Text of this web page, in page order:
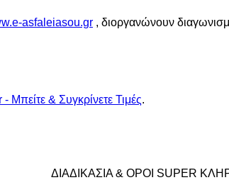
asfaleiasou.gr , διοργανώνουν
& Συγκρίνετε Τιμές.
ΔΙΑΔΙΚΑΣΙΑ & ΟΡΟΙ SUPER